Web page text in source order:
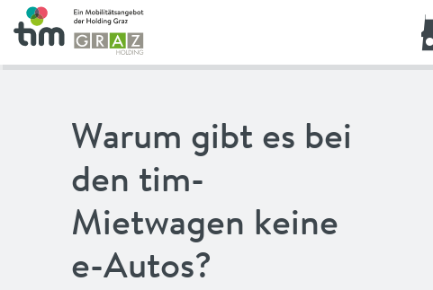
Warum gibt es bei
den tim-
Mietwagen keine
e-Autos?